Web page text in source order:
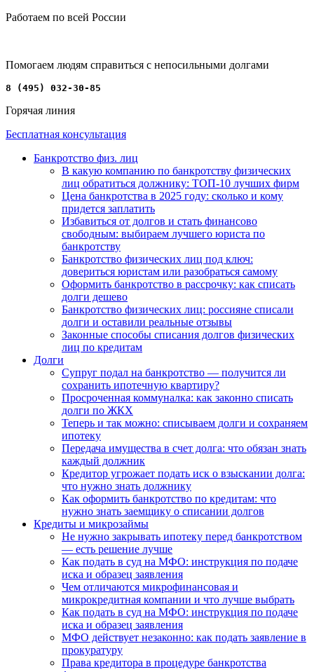
Работаем по всей России
Помогаем людям справиться с непосильными долгами
8 (495) 032-30-85
Горячая линия
Бесплатная консультация
Банкротство физ. лиц
В какую компанию по банкротству физических
лиц обратиться должнику: ТОП-10 лучших фирм
Цена банкротства в 2025 году: сколько и кому
придется заплатить
Избавиться от долгов и стать финансово
свободным: выбираем лучшего юриста по
банкротству
Банкротство физических лиц под ключ:
довериться юристам или разобраться самому
Оформить банкротство в рассрочку: как списать
долги дешево
Банкротство физических лиц: россияне списали
долги и оставили реальные отзывы
Законные способы списания долгов физических
лиц по кредитам
Долги
Супруг подал на банкротство — получится ли
сохранить ипотечную квартиру?
Просроченная коммуналка: как законно списать
долги по ЖКХ
Теперь и так можно: списываем долги и сохраняем
ипотеку
Передача имущества в счет долга: что обязан знать
каждый должник
Кредитор угрожает подать иск о взыскании долга:
что нужно знать должнику
Как оформить банкротство по кредитам: что
нужно знать заемщику о списании долгов
Кредиты и микрозаймы
Не нужно закрывать ипотеку перед банкротством
— есть решение лучше
Как подать в суд на МФО: инструкция по подаче
иска и образец заявления
Чем отличаются микрофинансовая и
микрокредитная компании и что лучше выбрать
Как подать в суд на МФО: инструкция по подаче
иска и образец заявления
МФО действует незаконно: как подать заявление в
прокуратуру
Права кредитора в процедуре банкротства